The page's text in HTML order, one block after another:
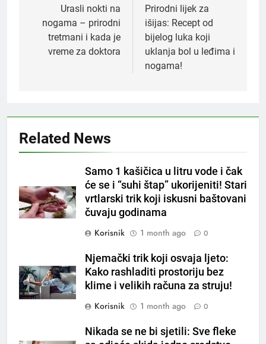
navigation
Urasli nokti na
nogama – prirodni
tretmani i kada je
vreme za doktora
Prirodni lijek za
išijas: Recept od
bijelog luka koji
uklanja bol u leđima i
nogama!
Related News
Samo 1 kašičica u litru vode i čak
će se i “suhi štap” ukorijeniti! Stari
vrtlarski trik koji iskusni baštovani
čuvaju godinama
Korisnik
1 month ago 0
Njemački trik koji osvaja ljeto:
Kako rashladiti prostoriju bez
klime i velikih računa za struju!
Korisnik
1 month ago 0
Nikada se ne bi sjetili: Sve fleke
ČISTAČ JETRE: Uzmite gutljaj
na prazan stomak i crijeva će
raditi kao sat, zaboravit ćete na
loše varenje
OSTALO
Tračevi su njihova glavna
preokupacija: Ljudi rođeni u ova
tri znaka najviše vole ogovarati
OSTALO
Piće od smreke – prirodni